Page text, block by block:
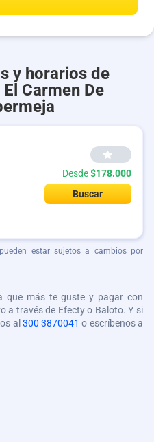
y horarios de
Carmen De
--
Desde$178.000
Buscar
estar sujetos a cambios por
que más te guste y pagar con
a través de Efecty o Baloto. Y si
al 300 3870041 o escríbenos a